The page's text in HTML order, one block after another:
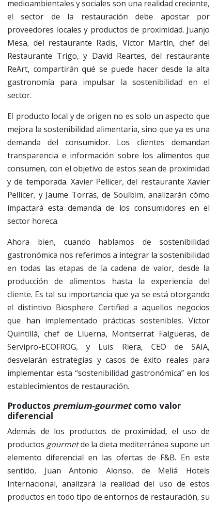
medioambientales y sociales son una realidad creciente,
el sector de la restauración debe apostar por
proveedores locales y productos de proximidad. Juanjo
Mesa, del restaurante Radis, Víctor Martín, chef del
Restaurante Trigo, y David Reartes, del restaurante
ReArt, compartirán qué se puede hacer desde la alta
gastronomía para impulsar la sostenibilidad en el
sector.
El producto local y de origen no es solo un aspecto que
mejora la sostenibilidad alimentaria, sino que ya es una
demanda del consumidor. Los clientes demandan
transparencia e información sobre los alimentos que
consumen, con el objetivo de estos sean de proximidad
y de temporada. Xavier Pellicer, del restaurante Xavier
Pellicer, y Jaume Torras, de Soulbim, analizarán cómo
impactará esta demanda de los consumidores en el
sector horeca.
Ahora bien, cuando hablamos de sostenibilidad
gastronómica nos referimos a integrar la sostenibilidad
en todas las etapas de la cadena de valor, desde la
producción de alimentos hasta la experiencia del
cliente. Es tal su importancia que ya se está otorgando
el distintivo Biosphere Certified a aquellos negocios
que han implementado prácticas sostenibles. Víctor
Quintillà, chef de Lluerna, Montserrat Falgueras, de
Servipro-ECOFROG, y Luis Riera, CEO de SAIA,
desvelarán estrategias y casos de éxito reales para
implementar esta “sostenibilidad gastronómica” en los
establecimientos de restauración.
Productos premium-gourmetcomo valor
diferencial
Además de los productos de proximidad, el uso de
productos gourmetde la dieta mediterránea supone un
elemento diferencial en las ofertas de F&B. En este
sentido, Juan Antonio Alonso, de Meliá Hotels
Internacional, analizará la realidad del uso de estos
productos en todo tipo de entornos de restauración, su